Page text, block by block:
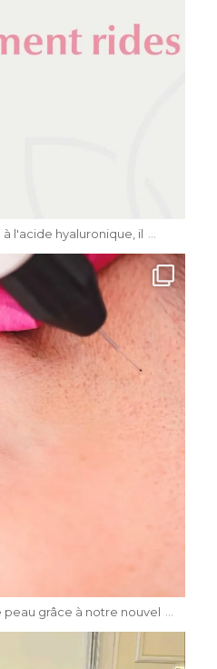
à l'acide hyaluronique, il ...
peau grâce à notre nouvel ...